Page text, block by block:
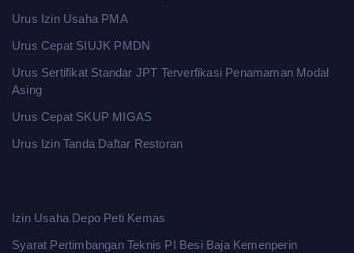
Urus Izin Usaha PMA
Urus Cepat SIUJK PMDN
Urus Sertifikat Standar JPT Terverfikasi Penamaman Modal
Asing
Urus Cepat SKUP MIGAS
Urus Izin Tanda Daftar Restoran
Izin Usaha Depo Peti Kemas
Syarat Pertimbangan Teknis PI Besi Baja Kemenperin